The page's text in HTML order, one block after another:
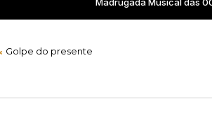
Golpe do presente